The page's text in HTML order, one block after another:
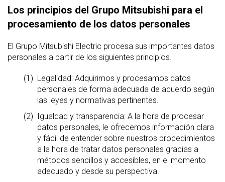
Los principios del Grupo Mitsubishi para el
procesamiento de los datos personales
El Grupo Mitsubishi Electric procesa sus importantes datos
personales a partir de los siguientes principios.
Legalidad: Adquirimos y procesamos datos
personales de forma adecuada de acuerdo según
las leyes y normativas pertinentes.
Igualdad y transparencia: A la hora de procesar
datos personales, le ofrecemos información clara
y fácil de entender sobre nuestros procedimientos
a la hora de tratar datos personales gracias a
métodos sencillos y accesibles, en el momento
adecuado y desde su perspectiva.